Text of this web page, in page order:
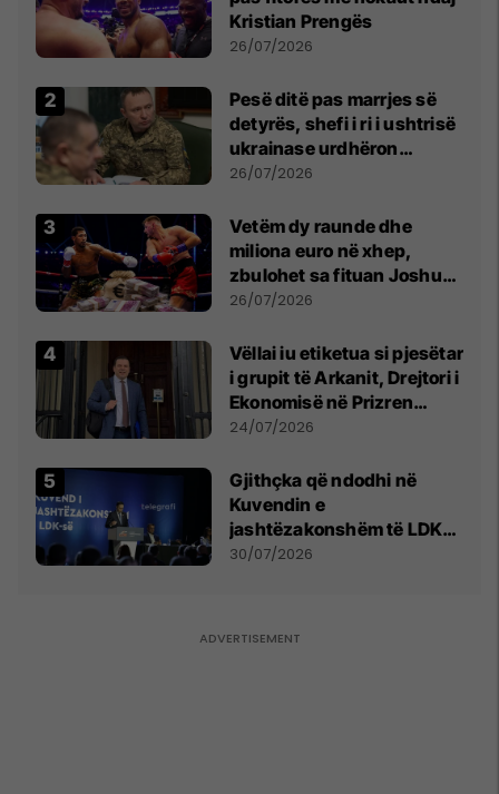
Kristian Prengës
26/07/2026
Pesë ditë pas marrjes së
detyrës, shefi i ri i ushtrisë
ukrainase urdhëron
kontroll të madh
26/07/2026
Vetëm dy raunde dhe
miliona euro në xhep,
zbulohet sa fituan Joshua
e Prenga
26/07/2026
Vëllai iu etiketua si pjesëtar
i grupit të Arkanit, Drejtori i
Ekonomisë në Prizren
mohon pretendimet
24/07/2026
Gjithçka që ndodhi në
Kuvendin e
jashtëzakonshëm të LDK-
së
30/07/2026